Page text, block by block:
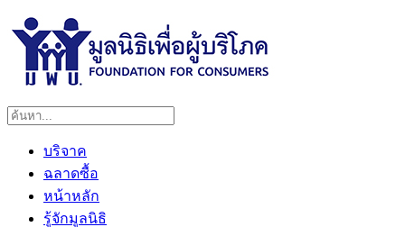
บริจาค
ฉลาดซื้อ
หน้าหลัก
รู้จักมูลนิธิ